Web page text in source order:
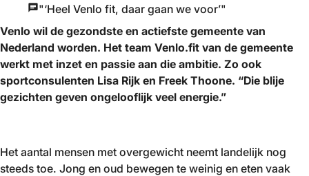
"‘Heel Venlo fit, daar gaan we voor’"
Venlo wil de gezondste en actiefste gemeente van
Nederland worden. Het team Venlo.fit van de gemeente
werkt met inzet en passie aan die ambitie. Zo ook
sportconsulenten Lisa Rijk en Freek Thoone. “Die blije
gezichten geven ongelooflijk veel energie.”
Het aantal mensen met overgewicht neemt landelijk nog
steeds toe. Jong en oud bewegen te weinig en eten vaak